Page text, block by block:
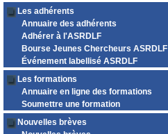
Les adhérents
Annuaire des adhérents
Adhérer à l'ASRDLF
Bourse Jeunes Chercheurs ASRDLF
Événement labellisé ASRDLF
Les formations
Annuaire en ligne des formations
Soumettre une formation
Nouvelles brèves